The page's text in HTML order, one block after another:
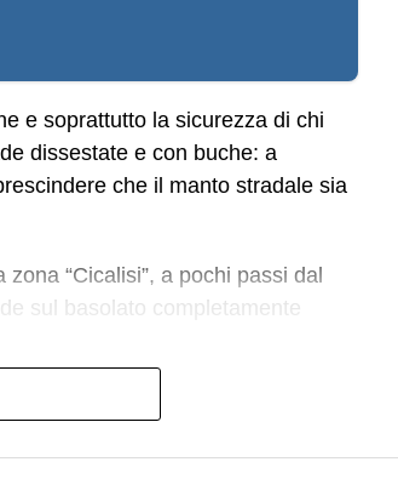
e soprattutto la sicurezza di chi
dissestate e con buche: a
che il manto stradale sia
“Cicalisi”, a pochi passi dal
sul basolato completamente
nostra redazione – una
certo che una strada così non si